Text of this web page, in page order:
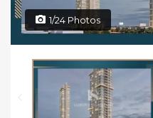
1/24 Photos